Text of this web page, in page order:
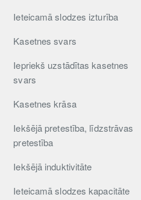
Ieteicamā slodzes izturība
Kasetnes svars
Iepriekš uzstādītas kasetnes
svars
Kasetnes krāsa
Iekšējā pretestība, līdzstrāvas
pretestība
Iekšējā induktivitāte
Ieteicamā slodzes kapacitāte